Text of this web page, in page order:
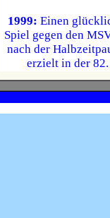
1999: Einen
Spiel gegen den
nach der
erzielt in der